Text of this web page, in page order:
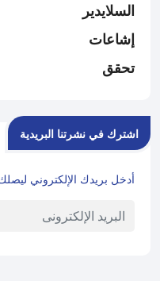
السلايدير
إشاعات
تحقق
اشترك في نشرتنا البريدية
أدخل بريدك الإلكتروني